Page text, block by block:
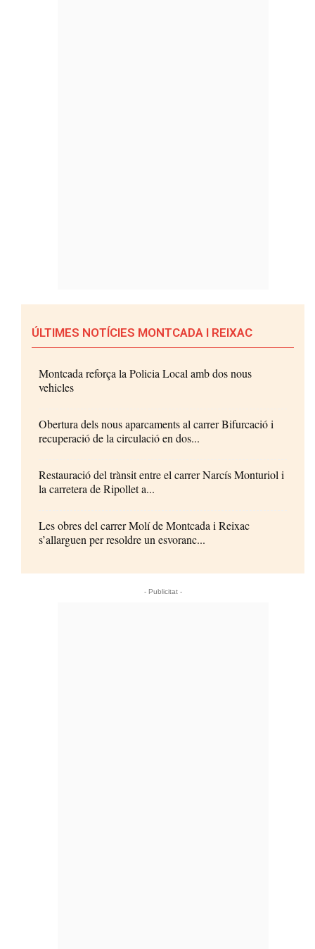
ÚLTIMES NOTÍCIES MONTCADA I REIXAC
Montcada reforça la Policia Local amb dos nous
vehicles
Obertura dels nous aparcaments al carrer Bifurcació i
recuperació de la circulació en dos...
Restauració del trànsit entre el carrer Narcís Monturiol i
la carretera de Ripollet a...
Les obres del carrer Molí de Montcada i Reixac
s’allarguen per resoldre un esvoranc...
- Publicitat -